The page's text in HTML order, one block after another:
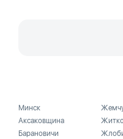
Минск
Аксаковщина
Барановичи